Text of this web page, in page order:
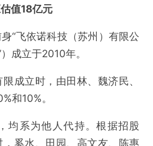
值18亿元
“飞依诺科技（苏州）有限公
成立于2010年。
成立时，由田林、魏济民、
和10%。
均系为他人代持。根据招股
奚水、田园、高文友、陈惠